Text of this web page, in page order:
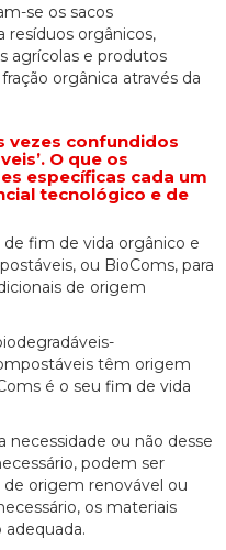
se os sacos
resíduos orgânicos,
agrícolas e produtos
orgânica através da
vezes confundidos
O que os
específicas cada um
tecnológico e de
de fim de vida orgânico e
ou BioComs, para
de origem
têm origem
é o seu fim de vida
necessidade ou não desse
podem ser
origem renovável ou
os materiais